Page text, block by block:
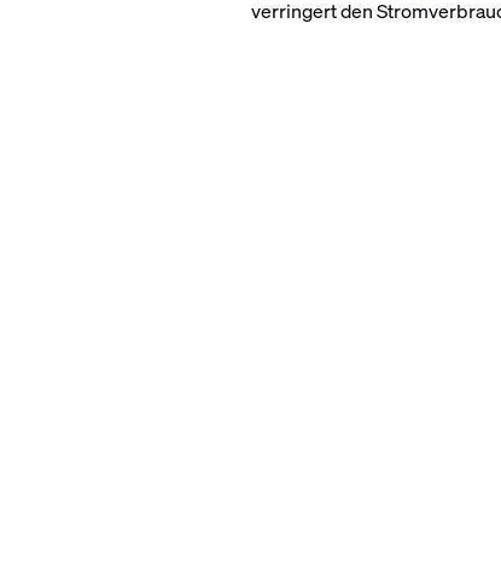
verringert den